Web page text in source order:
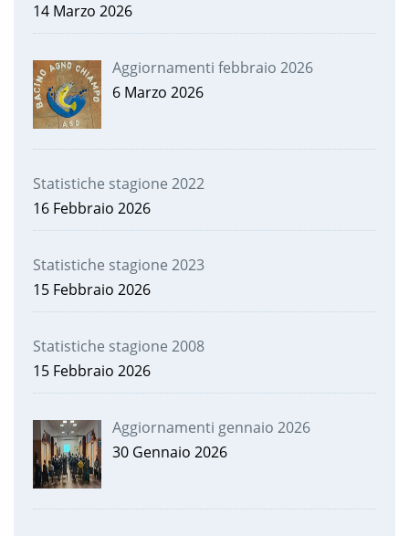
14 Marzo 2026
Aggiornamenti febbraio 2026
6 Marzo 2026
Statistiche stagione 2022
16 Febbraio 2026
Statistiche stagione 2023
15 Febbraio 2026
Statistiche stagione 2008
15 Febbraio 2026
Aggiornamenti gennaio 2026
30 Gennaio 2026